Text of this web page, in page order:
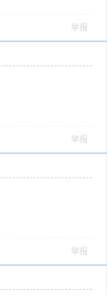
举报
举报
举报